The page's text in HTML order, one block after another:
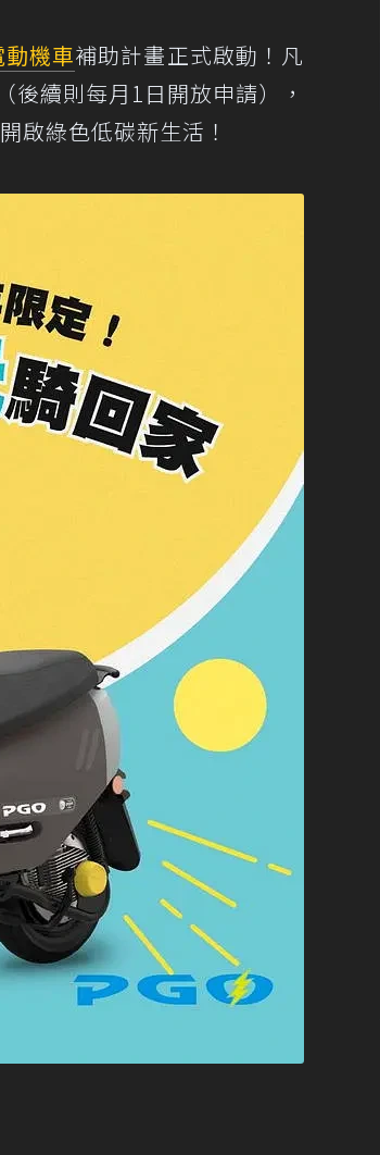
動機車補助計畫正式啟動！凡
續則每月1日開放申請），
啟綠色低碳新生活！